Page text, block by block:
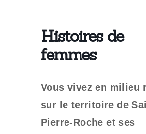
Histoires de
femmes
Vous vivez en milieu
sur le territoire de
Pierre-Roche et ses